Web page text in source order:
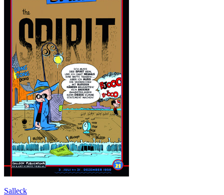
Salleck